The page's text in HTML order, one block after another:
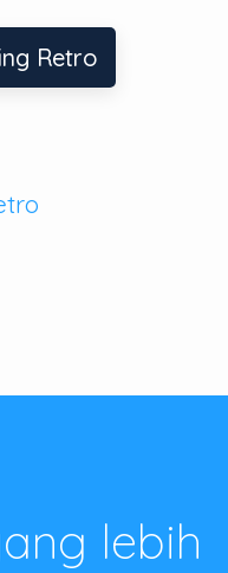
Retro
lebih